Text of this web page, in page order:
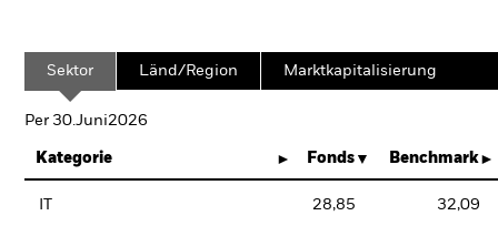
Sektor Länd/Region Marktkapitalisierung
Per 30.Juni2026
Kategorie Fonds Benchmark
28,85 32,09